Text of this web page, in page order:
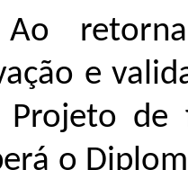
Ao
e
de
o